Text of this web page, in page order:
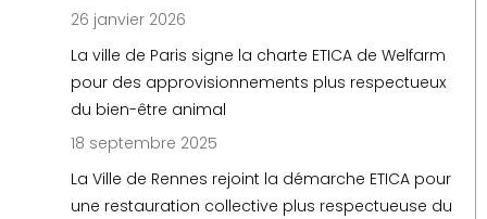
26 janvier 2026
La ville de Paris signe la charte ETICA de Welfarm
pour des approvisionnements plus respectueux
du bien-être animal
18 septembre 2025
La Ville de Rennes rejoint la démarche ETICA pour
une restauration collective plus respectueuse du